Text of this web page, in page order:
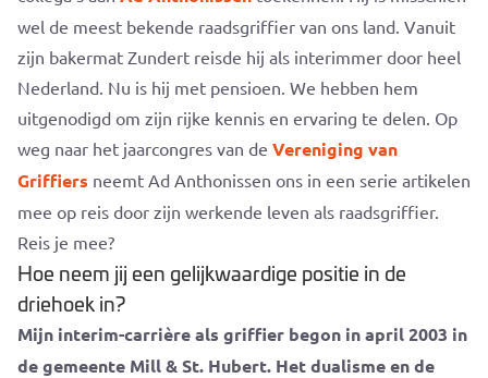
wel de meest bekende raadsgriffier van ons land. Vanuit
zijn bakermat Zundert reisde hij als interimmer door heel
Nederland. Nu is hij met pensioen. We hebben hem
uitgenodigd om zijn rijke kennis en ervaring te delen. Op
weg naar het jaarcongres van de Vereniging van
Griffiers neemt Ad Anthonissen ons in een serie artikelen
mee op reis door zijn werkende leven als raadsgriffier.
Reis je mee?
Hoe neem jij een gelijkwaardige positie in de
driehoek in?
Mijn interim-carrière als griffier begon in april 2003 in
de gemeente Mill & St. Hubert. Het dualisme en de